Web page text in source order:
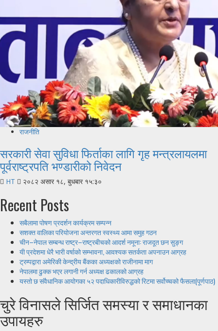
राजनीति
सरकारी सेवा सुविधा फिर्ताका लागि गृह मन्त्रलायलमा
पूर्वराष्ट्रपति भण्डारीको निवेदन
HT २०८२ असार १८, बुधबार १५:३०
Recent Posts
सबैलामा पोषण प्रदर्शन कार्यक्रम सम्पन्न
सशक्त वालिका परियोजना अन्तरगत स्वस्थ्य आमा समुह गठन
चीन–नेपाल सम्बन्ध राष्ट्र–राष्ट्रबीचको आदर्श नमूना: राजदूत छन सुङ्ग
यी प्रदेशमा धेरै भारी वर्षाको सम्भावना, आवश्यक सतर्कता अपनाउन आग्रह
ट्रम्पद्वारा अमेरिकी केन्द्रीय बैंकका अध्यक्षको राजीनामा माग
नेपालमा ढुक्क भएर लगानी गर्न अध्यक्ष ढकालको आग्रह
यस्तो छ संवैधानिक आयोगका ५२ पदाधिकारीविरुद्धको रिटमा सर्वोच्चको फैसला(पूर्णपाठ)
चुरे विनासले सिर्जित समस्या र समाधानका
उपायहरु